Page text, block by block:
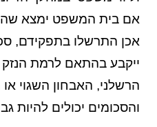
אם בית המשפט ימצא
אכן התרשלו בתפקידם,
ייקבע בהתאם לרמת
הרשלני, האבחון השגוי
והסכומים יכולים להיות